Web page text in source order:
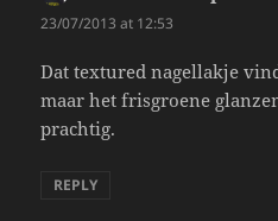
23/07/2013 at 12:53
Dat textured nagellakje
maar het frisgroene
prachtig.
REPLY